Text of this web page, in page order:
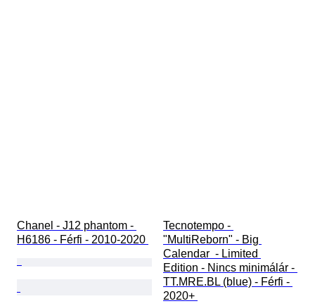
Chanel - J12 phantom -
H6186 - Férfi - 2010-2020
Tecnotempo -
"MultiReborn" - Big
Calendar  - Limited
Edition - Nincs minimálár -
TT.MRE.BL (blue) - Férfi -
2020+